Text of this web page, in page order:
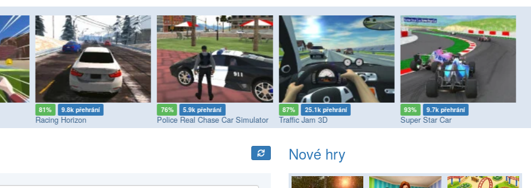
81% 9.8k přehrání
Racing Horizon
76% 5.9k přehrání
Police Real Chase Car Simulator
87% 25.1k přehrání
Traffic Jam 3D
93% 9.7k přehrání
Super Star Car
Nové hry